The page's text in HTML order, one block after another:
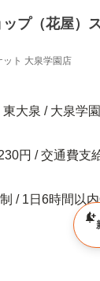
プ（花屋）
ト 大泉学園店
東大泉 / 大泉学
円 / 交通費支
/ 1日6時間以